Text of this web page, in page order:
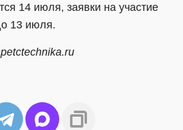
14 июля, заявки на участие
13 июля.